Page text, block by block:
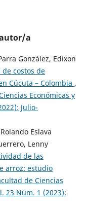
a
González, Edixon
de costos de
Cúcuta – Colombia ,
Económicas y
Julio-
Eslava
Lenny
de las
arroz: estudio
de Ciencias
23 Núm. 1 (2023):